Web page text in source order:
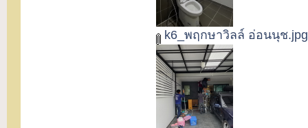
k6_พฤกษาวิลล์ อ่อนนุช.jpg